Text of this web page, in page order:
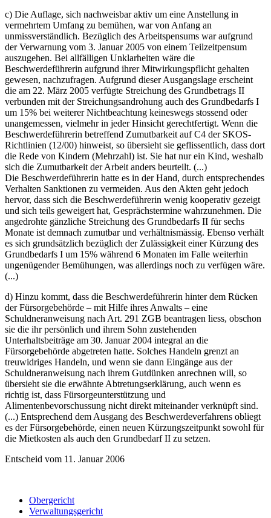
c) Die Auflage, sich nachweisbar aktiv um eine Anstellung in
vermehrtem Umfang zu bemühen, war von Anfang an
unmissverständlich. Bezüglich des Arbeitspensums war aufgrund
der Verwarnung vom 3. Januar 2005 von einem Teilzeitpensum
auszugehen. Bei allfälligen Unklarheiten wäre die
Beschwerdeführerin aufgrund ihrer Mitwirkungspflicht gehalten
gewesen, nachzufragen. Aufgrund dieser Ausgangslage erscheint
die am 22. März 2005 verfügte Streichung des Grundbetrags II
verbunden mit der Streichungsandrohung auch des Grundbedarfs I
um 15% bei weiterer Nichtbeachtung keineswegs stossend oder
unangemessen, vielmehr in jeder Hinsicht gerechtfertigt. Wenn die
Beschwerdeführerin betreffend Zumutbarkeit auf C4 der SKOS-
Richtlinien (12/00) hinweist, so übersieht sie geflissentlich, dass dort
die Rede von Kindern (Mehrzahl) ist. Sie hat nur ein Kind, weshalb
sich die Zumutbarkeit der Arbeit anders beurteilt. (...)
Die Beschwerdeführerin hatte es in der Hand, durch entsprechendes
Verhalten Sanktionen zu vermeiden. Aus den Akten geht jedoch
hervor, dass sich die Beschwerdeführerin wenig kooperativ gezeigt
und sich teils geweigert hat, Gesprächstermine wahrzunehmen. Die
angedrohte gänzliche Streichung des Grundbedarfs II für sechs
Monate ist demnach zumutbar und verhältnismässig. Ebenso verhält
es sich grundsätzlich bezüglich der Zulässigkeit einer Kürzung des
Grundbedarfs I um 15% während 6 Monaten im Falle weiterhin
ungenügender Bemühungen, was allerdings noch zu verfügen wäre.
(...)
d) Hinzu kommt, dass die Beschwerdeführerin hinter dem Rücken
der Fürsorgebehörde – mit Hilfe ihres Anwalts – eine
Schuldneranweisung nach Art. 291 ZGB beantragen liess, obschon
sie die ihr persönlich und ihrem Sohn zustehenden
Unterhaltsbeiträge am 30. Januar 2004 integral an die
Fürsorgebehörde abgetreten hatte. Solches Handeln grenzt an
treuwidriges Handeln, und wenn sie dann Eingänge aus der
Schuldneranweisung nach ihrem Gutdünken anrechnen will, so
übersieht sie die erwähnte Abtretungserklärung, auch wenn es
richtig ist, dass Fürsorgeunterstützung und
Alimentenbevorschussung nicht direkt miteinander verknüpft sind.
(...) Entsprechend dem Ausgang des Beschwerdeverfahrens obliegt
es der Fürsorgebehörde, einen neuen Kürzungszeitpunkt sowohl für
die Mietkosten als auch den Grundbedarf II zu setzen.
Entscheid vom 11. Januar 2006
Obergericht
Verwaltungsgericht